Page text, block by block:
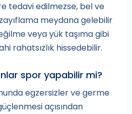
tedavi edilmezse, bel ve
zayıflama meydana gelebilir
veya yük taşıma gibi
rahatsızlık hissedebilir.
spor yapabilir mi?
egzersizler ve germe
açısından